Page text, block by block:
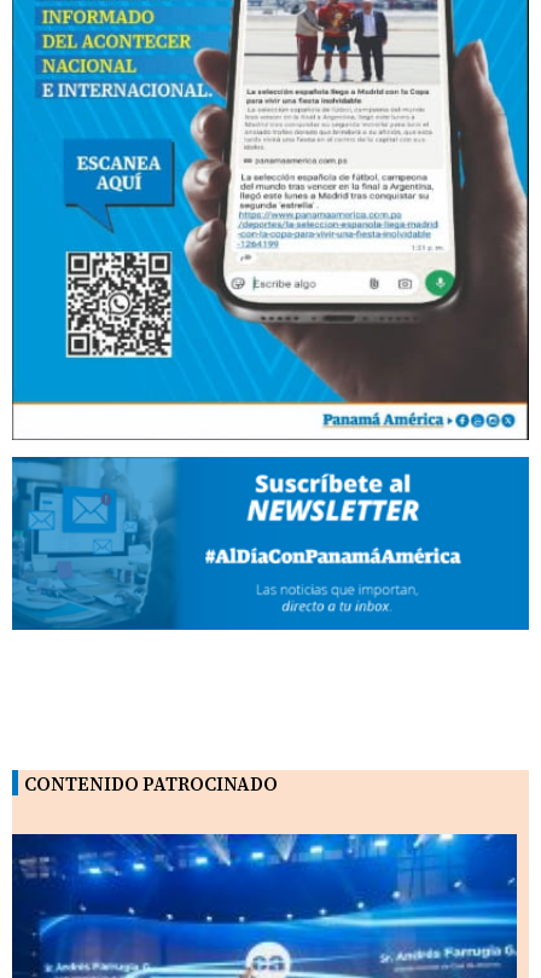
CONTENIDO PATROCINADO